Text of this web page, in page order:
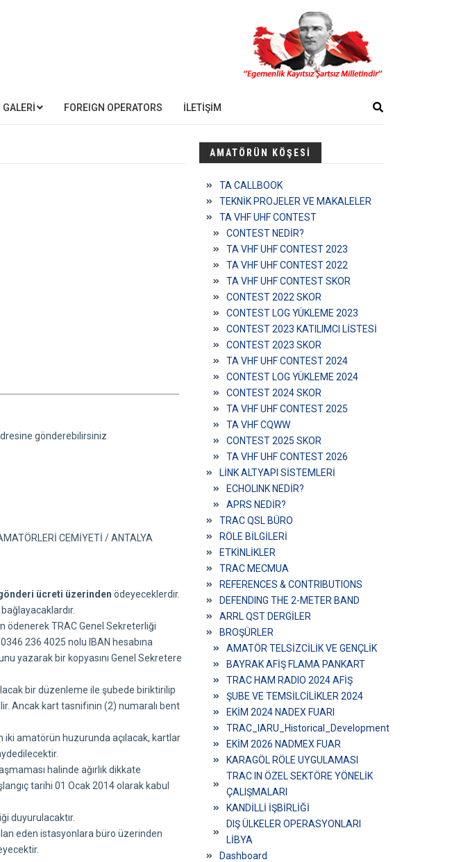
GALERİ FOREIGN OPERATORS İLETİŞİM
gönderebilirsiniz
CEMİYETİ / ANTALYA
ücreti üzerinden ödeyeceklerdir.
ödenerek TRAC Genel Sekreterliği
236 4025 nolu IBAN hesabına
yazarak bir kopyasını Genel Sekretere
bir düzenleme ile şubede biriktirilip
Ancak kart tasnifinin (2) numaralı bent
iki amatörün huzurunda açılacak, kartlar
halinde ağırlık dikkate
tarihi 01 Ocak 2014 olarak kabul
duyurulacaktır.
eden istasyonlara büro üzerinden
AMATÖRÜN KÖŞESİ
TA CALLBOOK
TEKNİK PROJELER VE MAKALELER
TA VHF UHF CONTEST
CONTEST NEDİR?
TA VHF UHF CONTEST 2023
TA VHF UHF CONTEST 2022
TA VHF UHF CONTEST SKOR
CONTEST 2022 SKOR
CONTEST LOG YÜKLEME 2023
CONTEST 2023 KATILIMCI LİSTESİ
CONTEST 2023 SKOR
TA VHF UHF CONTEST 2024
CONTEST LOG YÜKLEME 2024
CONTEST 2024 SKOR
TA VHF UHF CONTEST 2025
TA VHF CQWW
CONTEST 2025 SKOR
TA VHF UHF CONTEST 2026
LİNK ALTYAPI SİSTEMLERİ
ECHOLINK NEDİR?
APRS NEDİR?
TRAC QSL BÜRO
RÖLE BİLGİLERİ
ETKİNLİKLER
TRAC MECMUA
REFERENCES & CONTRIBUTIONS
DEFENDING THE 2-METER BAND
ARRL QST DERGİLER
BROŞÜRLER
AMATÖR TELSİZCİLİK VE GENÇLİK
BAYRAK AFİŞ FLAMA PANKART
TRAC HAM RADIO 2024 AFİŞ
ŞUBE VE TEMSİLCİLİKLER 2024
EKİM 2024 NADEX FUARI
TRAC_IARU_Historical_Development_EN
EKİM 2026 NADMEX FUAR
KARAGÖL RÖLE UYGULAMASI
TRAC IN ÖZEL SEKTÖRE YÖNELİK
ÇALIŞMALARI
KANDİLLİ İŞBİRLİĞİ
DIŞ ÜLKELER OPERASYONLARI
LİBYA
Dashboard